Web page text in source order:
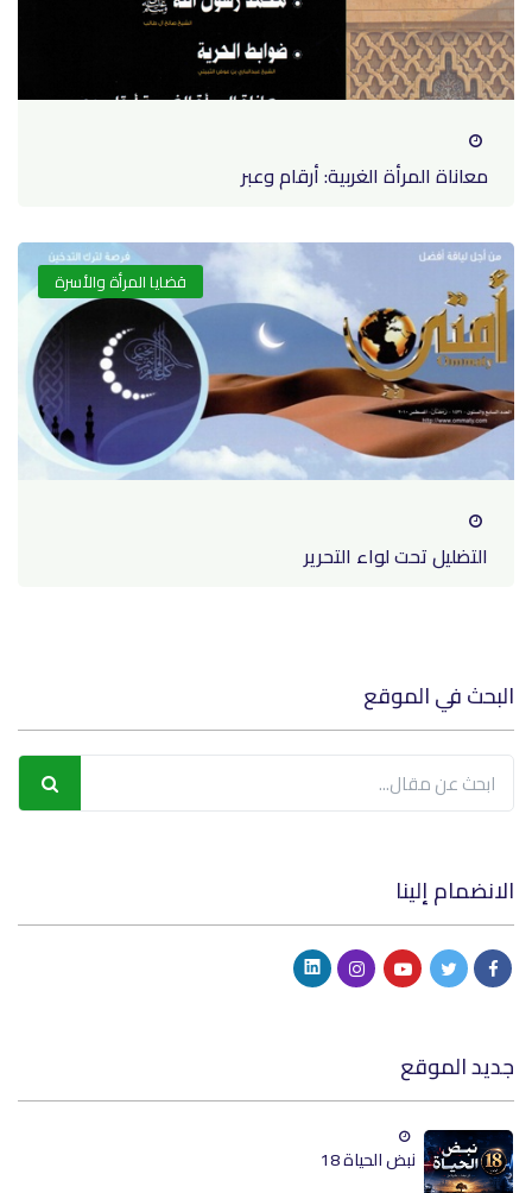
معاناة المرأة الغربية: أرقام وعبر
قضايا المرأة والأسرة
التضليل تحت لواء التحرير
البحث في الموقع
الانضمام إلينا
جديد الموقع
نبض الحياة 18